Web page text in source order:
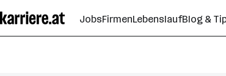
Seiteninhalt
springen
JobsFirmenLebenslaufBlog &